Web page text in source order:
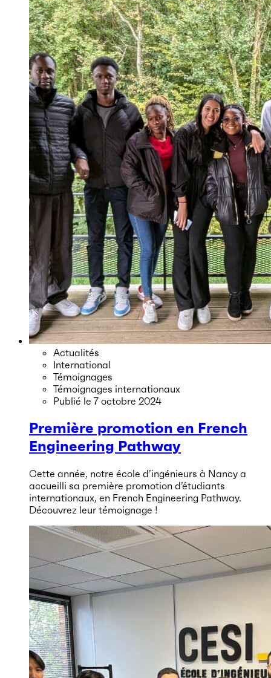
Actualités
International
Témoignages
Témoignages internationaux
Publié le 7 octobre 2024
Première promotion en French
Engineering Pathway
Cette année, notre école d’ingénieurs à Nancy a
accueilli sa première promotion d’étudiants
internationaux, en French Engineering Pathway.
Découvrez leur témoignage !